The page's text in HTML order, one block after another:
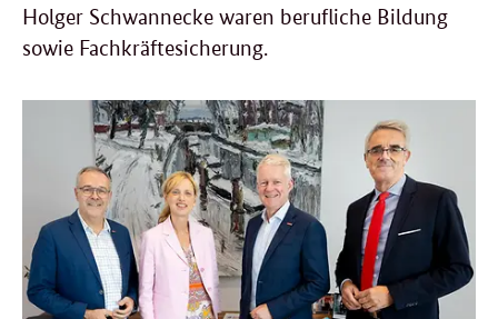
Holger Schwannecke waren berufliche Bildung
sowie Fachkräftesicherung.